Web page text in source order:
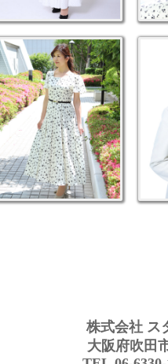
株式会社 ス
大阪府吹田